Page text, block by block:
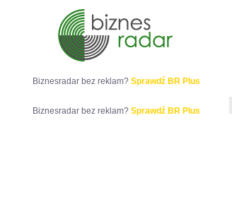
Biznesradar bez reklam? Sprawdź BR Plus
Biznesradar bez reklam? Sprawdź BR Plus